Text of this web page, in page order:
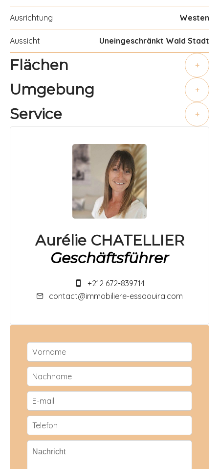
Ausrichtung Westen
Aussicht Uneingeschränkt Wald Stadt
Flächen +
Umgebung +
Service +
Aurélie CHATELLIER
Geschäftsführer
+212 672-839714
contact@immobiliere-essaouira.com